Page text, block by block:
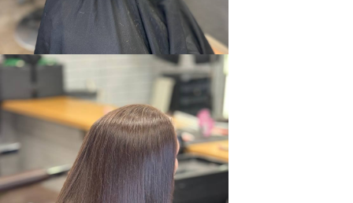
Ежедневно с 10:00 до 22:00
ул. Московская, владение 96,
ТРЦ КАРНАВАЛ, 5 этаж